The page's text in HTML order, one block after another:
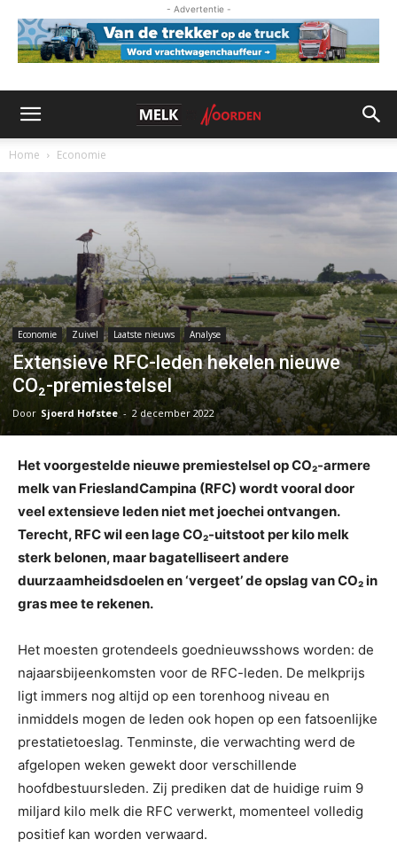
- Advertentie -
Home Economie
Economie Zuivel Laatste nieuws Analyse
Extensieve RFC-leden hekelen nieuwe
CO₂-premiestelsel
Door Sjoerd Hofstee - 2 december 2022
Het voorgestelde nieuwe premiestelsel op CO₂-armere
melk van FrieslandCampina (RFC) wordt vooral door
veel extensieve leden niet met joechei ontvangen.
Terecht, RFC wil een lage CO₂-uitstoot per kilo melk
sterk belonen, maar bagatelliseert andere
duurzaamheidsdoelen en ‘vergeet’ de opslag van CO₂ in
gras mee te rekenen.
Het moesten grotendeels goednieuwsshows worden: de
najaarsbijeenkomsten voor de RFC-leden. De melkprijs
ligt immers nog altijd op een torenhoog niveau en
inmiddels mogen de leden ook hopen op een fatsoenlijke
prestatietoeslag. Tenminste, die verwachting werd de
afgelopen weken gewekt door verschillende
hoofdbestuursleden. Zij prediken dat de huidige ruim 9
miljard kilo melk die RFC verwerkt, momenteel volledig
positief kan worden verwaard.